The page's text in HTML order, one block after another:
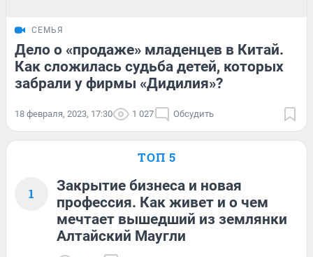
СЕМЬЯ
Дело о «продаже» младенцев в Китай.
Как сложилась судьба детей, которых
забрали у фирмы «Дидилия»?
18 февраля, 2023, 17:30 1 027 Обсудить
ТОП 5
1
Закрытие бизнеса и новая
профессия. Как живет и о чем
мечтает вышедший из землянки
Алтайский Маугли